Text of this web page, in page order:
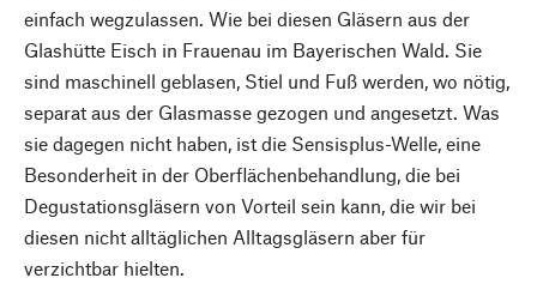
einfach wegzulassen. Wie bei diesen Gläsern aus der
Glashütte Eisch in Frauenau im Bayerischen Wald. Sie
sind maschinell geblasen, Stiel und Fuß werden, wo nötig,
separat aus der Glasmasse gezogen und angesetzt. Was
sie dagegen nicht haben, ist die Sensisplus-Welle, eine
Besonderheit in der Oberflächenbehandlung, die bei
Degustationsgläsern von Vorteil sein kann, die wir bei
diesen nicht alltäglichen Alltagsgläsern aber für
verzichtbar hielten.